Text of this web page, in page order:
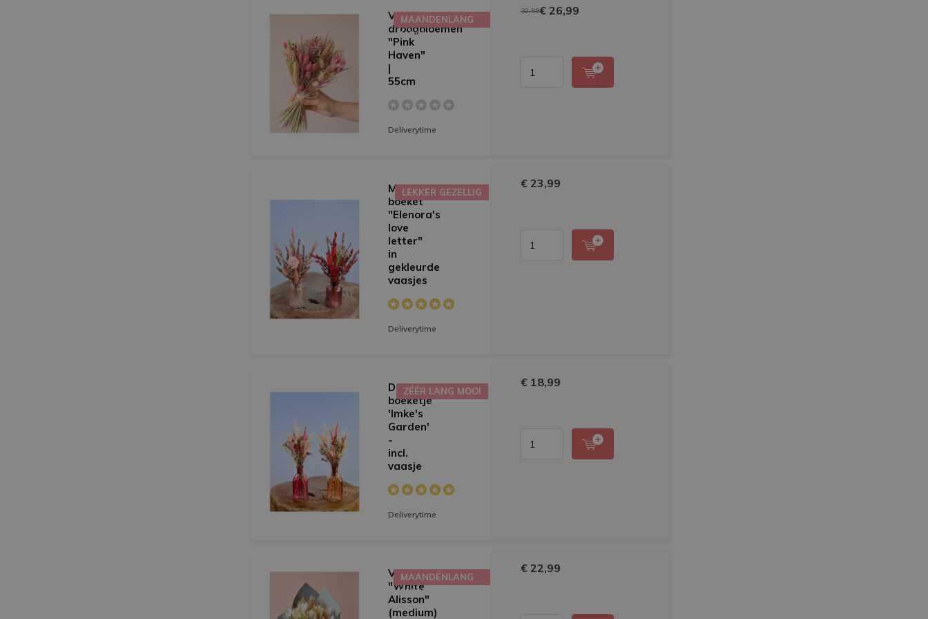
Veldboeket
droogbloemen
"Pink
Haven"
|
55cm
Deliverytime
32,99€ 26,99
MAANDENLANG
MOOI
Mini-
boeket
"Elenora's
love
letter"
in
gekleurde
vaasjes
Deliverytime
€ 23,99
LEKKER GEZELLIG
Droogbloemen
boeketje
'Imke's
Garden'
-
incl.
vaasje
Deliverytime
€ 18,99
ZÉÉR LANG MOOI
Veldboeket
"White
Alisson"
(medium)
€ 22,99
MAANDENLANG
MOOI